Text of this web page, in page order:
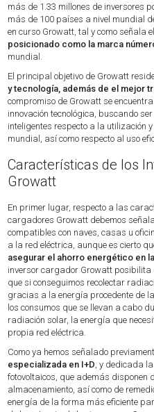
más de 1.33 millones de inversores
más de 100 países a nivel mundial
en curso Growatt, tal y como señala
posicionado como la marca
mundial.
El principal objetivo de Growatt
y tecnología, además de el mejor
compromiso de Growatt se
innovación tecnológica, buscando
inteligentes respecto a la utilización
mundial, así como respecto al uso
Características de los
Growatt
En primer lugar, respecto a las
cargadores Growatt debemos
compatibles con naves, casas u
a la red eléctrica, aunque es cierto
asegurar el ahorro energético en
inversor cargador Growatt posibilita
que si conseguimos recolectar
gracias a la energía procedente de
los consumos que se llevan a cabo
radiación solar, la energía que
propia red eléctrica.
Como ya hemos señalado
especializada en I+D , y dedicada
fotovoltaicos, que además disponen
almacenamiento, así como de
energía de la forma más eficiente